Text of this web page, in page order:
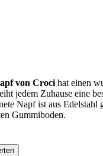
von Croci hat einen
jedem Zuhause eine
Napf ist aus Edelstahl
Gummiboden.